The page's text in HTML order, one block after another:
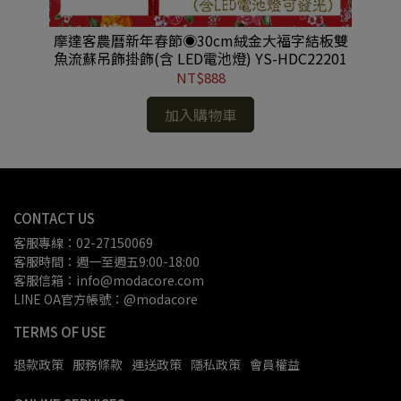
摩達客農曆新年春節◉30cm絨金大福字結板雙
魚流蘇吊飾掛飾(含 LED電池燈) YS-HDC22201
NT$888
加入購物車
CONTACT US
客服專線：02-27150069
客服時間：週一至週五9:00-18:00
客服信箱：info@modacore.com
LINE OA官方帳號：@modacore
TERMS OF USE
退款政策 服務條款 運送政策 隱私政策 會員權益